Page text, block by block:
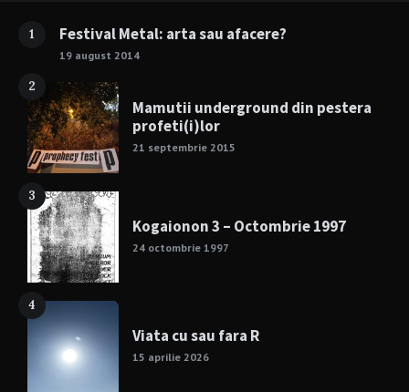
1 Festival Metal: arta sau afacere?
19 august 2014
2
Mamutii underground din pestera
profeti(i)lor
21 septembrie 2015
3
Kogaionon 3 – Octombrie 1997
24 octombrie 1997
4
Viata cu sau fara R
15 aprilie 2026